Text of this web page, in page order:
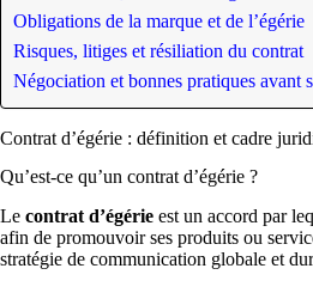
Obligations de la marque et de l’égérie
Risques, litiges et résiliation du contrat
Négociation et bonnes pratiques avant
Contrat d’égérie : définition et cadre
Qu’est-ce qu’un contrat d’égérie ?
Le contrat d’égérie est un accord par
afin de promouvoir ses produits ou
stratégie de communication globale et